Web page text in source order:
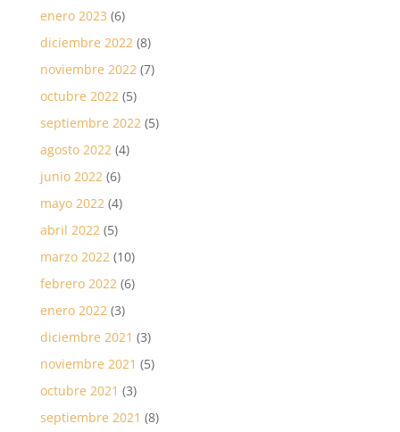
enero 2023 (6)
diciembre 2022(8)
noviembre 2022(7)
octubre 2022(5)
septiembre 2022(5)
agosto 2022(4)
junio 2022(6)
mayo 2022(4)
abril 2022(5)
marzo 2022(10)
febrero 2022(6)
enero 2022(3)
diciembre 2021 (3)
noviembre 2021 (5)
octubre 2021 (3)
septiembre 2021 (8)